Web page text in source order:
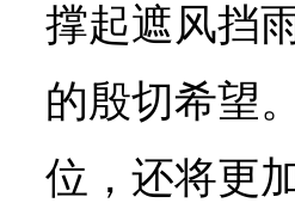
撑起遮风挡
的殷切希望
位，还将更